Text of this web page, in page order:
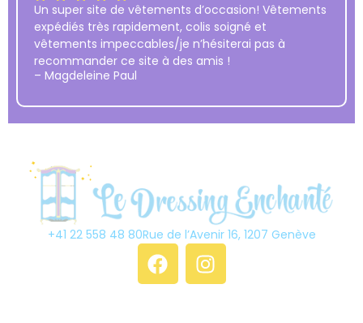
Un super site de vêtements d’occasion! Vêtements
expédiés très rapidement, colis soigné et
vêtements impeccables/je n’hésiterai pas à
recommander ce site à des amis !
– Magdeleine Paul
+41 22 558 48 80Rue de l’Avenir 16, 1207 Genève